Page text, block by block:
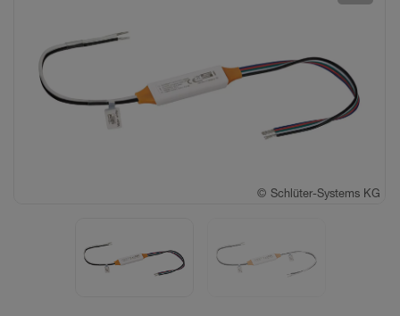
© Schlüter-Systems KG
© Schlüter-Systems KG